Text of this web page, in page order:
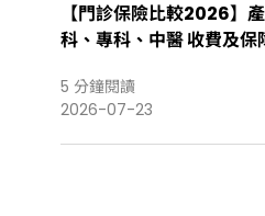
【門診保險比較2026】
科、專科、中醫 收費及保
2026-07-23
5 分鐘閱讀